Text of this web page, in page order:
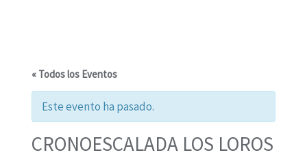
« Todos los Eventos
Este evento ha pasado.
CRONOESCALADA LOS LOROS